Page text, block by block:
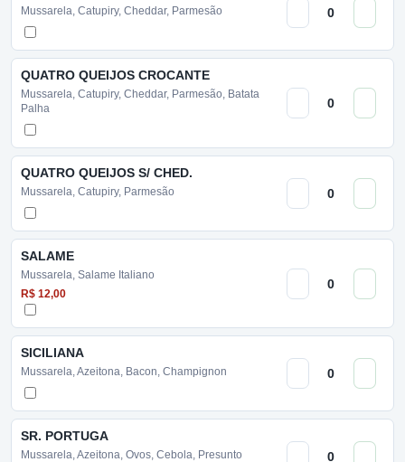
Mussarela, Catupiry, Cheddar, Parmesão
QUATRO QUEIJOS CROCANTE
Mussarela, Catupiry, Cheddar, Parmesão, Batata
Palha
QUATRO QUEIJOS S/ CHED.
Mussarela, Catupiry, Parmesão
SALAME
Mussarela, Salame Italiano
R$ 12,00
SICILIANA
Mussarela, Azeitona, Bacon, Champignon
SR. PORTUGA
Mussarela, Azeitona, Ovos, Cebola, Presunto